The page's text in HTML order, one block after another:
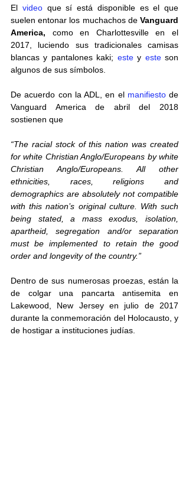
El video que sí está disponible es el que
suelen entonar los muchachos de Vanguard
America, como en Charlottesville en el
2017, luciendo sus tradicionales camisas
blancas y pantalones kaki; este y este son
algunos de sus símbolos.
De acuerdo con la ADL, en el manifiesto de
Vanguard America de abril del 2018
sostienen que
“The racial stock of this nation was created
for white Christian Anglo/Europeans by white
Christian Anglo/Europeans. All other
ethnicities, races, religions and
demographics are absolutely not compatible
with this nation’s original culture. With such
being stated, a mass exodus, isolation,
apartheid, segregation and/or separation
must be implemented to retain the good
order and longevity of the country.”
Dentro de sus numerosas proezas, están la
de colgar una pancarta antisemita en
Lakewood, New Jersey en julio de 2017
durante la conmemoración del Holocausto, y
de hostigar a instituciones judías.